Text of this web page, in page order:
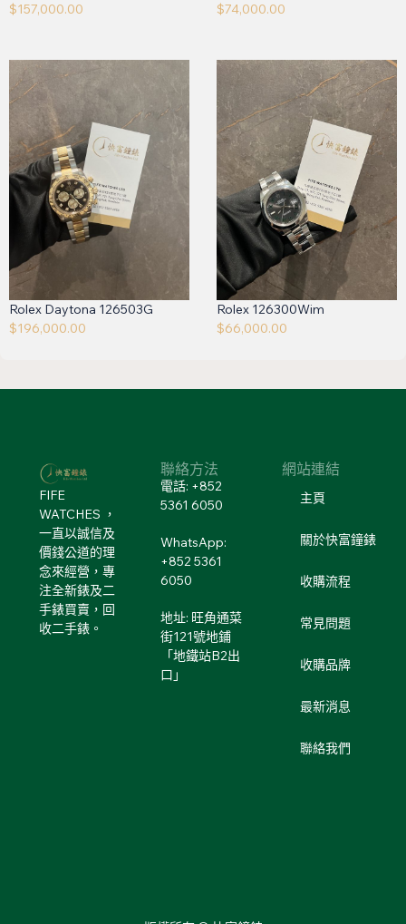
$157,000.00
$74,000.00
Rolex Daytona 126503G
$196,000.00
Rolex 126300Wim
$66,000.00
FIFE
WATCHES ，
一直以誠信及
價錢公道的理
念來經營，專
注全新錶及二
手錶買賣，回
收二手錶。
聯絡方法
電話: +852
5361 6050
WhatsApp:
+852 5361
6050
地址: 旺角通菜
街121號地鋪
「地鐵站B2出
口」
網站連結
主頁
關於快富鐘錶
收購流程
常見問題
收購品牌
最新消息
聯絡我們